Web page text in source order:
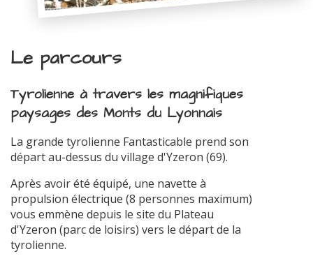
Le parcours
Tyrolienne à travers les magnifiques
paysages des Monts du Lyonnais
La grande tyrolienne Fantasticable prend son
départ au-dessus du village d'Yzeron (69).
Après avoir été équipé, une navette à
propulsion électrique (8 personnes maximum)
vous emmène depuis le site du Plateau
d'Yzeron (parc de loisirs) vers le départ de la
tyrolienne.